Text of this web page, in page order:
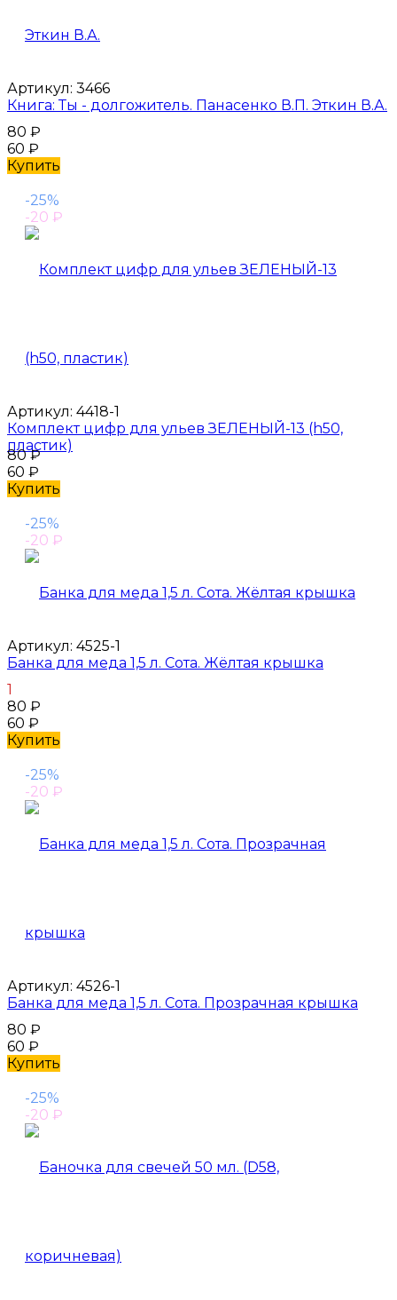
Артикул: 3466
Книга: Ты - долгожитель. Панасенко В.П. Эткин В.А.
80 ₽
60 ₽
Купить
-25%
-20 ₽
Артикул: 4418-1
Комплект цифр для ульев ЗЕЛЕНЫЙ-13 (h50,
пластик)
80₽
60 ₽
Купить
-25%
-20 ₽
Артикул: 4525-1
Банка для меда 1,5 л. Cота. Жёлтая крышка
1
80 ₽
60 ₽
Купить
-25%
-20 ₽
Артикул: 4526-1
Банка для меда 1,5 л. Cота. Прозрачная крышка
80 ₽
60 ₽
Купить
-25%
-20 ₽